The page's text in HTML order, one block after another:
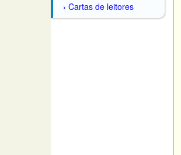
Cartas de leitores